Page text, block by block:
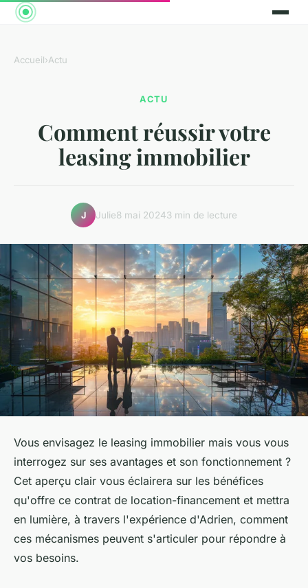
Accueil›Actu
ACTU
Comment réussir votre
leasing immobilier
J Julie8 mai 20243 min de lecture
Vous envisagez le leasing immobilier mais vous vous
interrogez sur ses avantages et son fonctionnement ?
Cet aperçu clair vous éclairera sur les bénéfices
qu'offre ce contrat de location-financement et mettra
en lumière, à travers l'expérience d'Adrien, comment
ces mécanismes peuvent s'articuler pour répondre à
vos besoins.